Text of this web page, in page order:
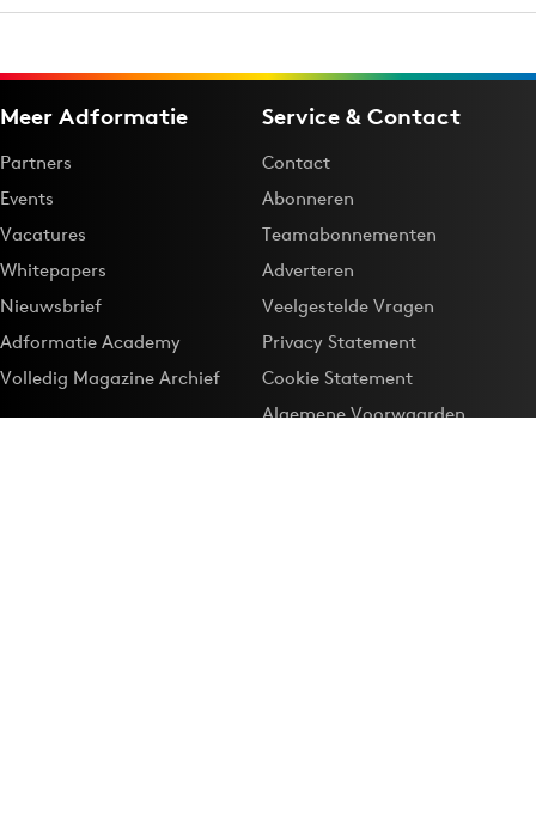
Meer Adformatie
Partners
Events
Vacatures
Whitepapers
Nieuwsbrief
Adformatie Academy
Volledig Magazine Archief
Service & Contact
Contact
Abonneren
Teamabonnementen
Adverteren
Veelgestelde Vragen
Privacy Statement
Cookie Statement
Algemene Voorwaarden